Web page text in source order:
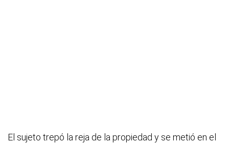
El sujeto trepó la reja de la propiedad y se metió en el